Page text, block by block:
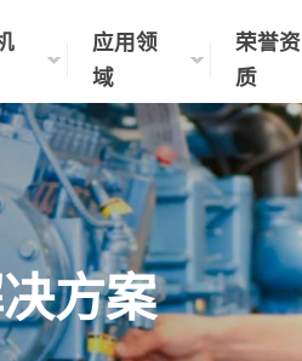
应用领
域
荣誉资
质
方案